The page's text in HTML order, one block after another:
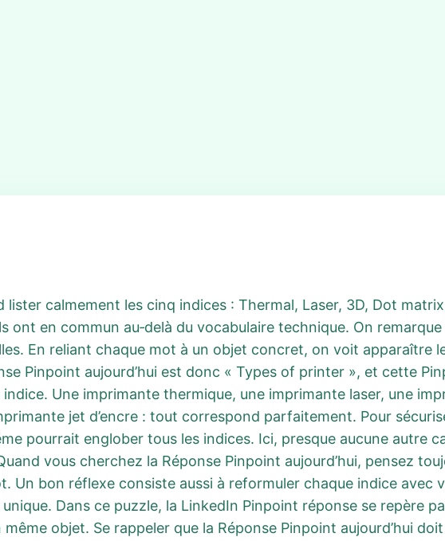
lister calmement les cinq indices : Thermal, Laser, 3D, Dot
ont en commun au‑delà du vocabulaire technique. On remarque
En reliant chaque mot à un objet concret, on voit apparaître
Pinpoint aujourd’hui est donc « Types of printer », et cette
Une imprimante thermique, une imprimante laser, une
jet d’encre : tout correspond parfaitement. Pour
pourrait englober tous les indices. Ici, presque aucune autre
vous cherchez la Réponse Pinpoint aujourd’hui, pensez
Un bon réflexe consiste aussi à reformuler chaque indice avec
Dans ce puzzle, la LinkedIn Pinpoint réponse se repère
objet. Se rappeler que la Réponse Pinpoint aujourd’hui